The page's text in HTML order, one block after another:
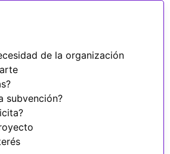
de la organización
subvención?